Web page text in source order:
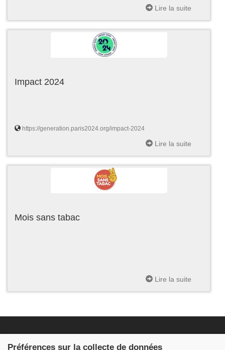
Lire la suite
Impact 2024
https://generation.paris2024.org/impact-2024
Lire la suite
Mois sans tabac
Lire la suite
Préférences sur la collecte de données